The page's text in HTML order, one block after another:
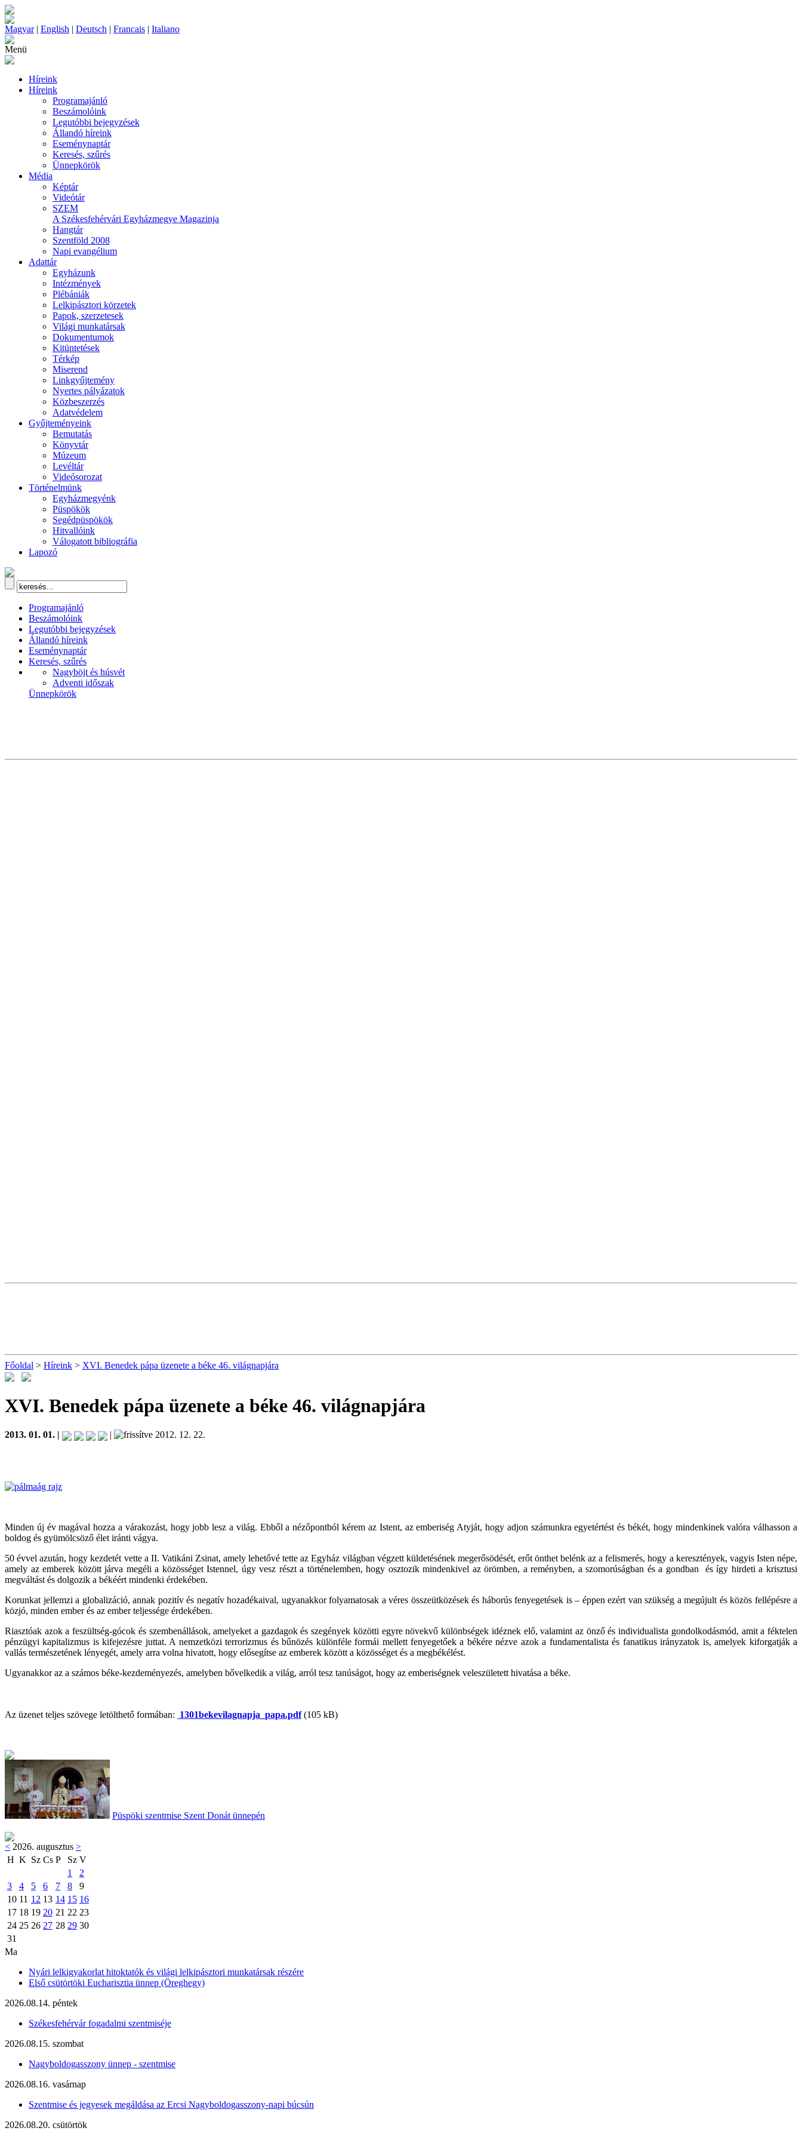
Magyar| English | Deutsch | Francais | Italiano
Menü
Híreink
Híreink
Programajánló
Beszámolóink
Legutóbbi bejegyzések
Állandó híreink
Eseménynaptár
Keresés, szűrés
Ünnepkörök
Média
Képtár
Videótár
SZEM
A Székesfehérvári Egyházmegye Magazinja
Hangtár
Szentföld 2008
Napi evangélium
Adattár
Egyházunk
Intézmények
Plébániák
Lelkipásztori körzetek
Papok, szerzetesek
Világi munkatársak
Dokumentumok
Kitüntetések
Térkép
Miserend
Linkgyűjtemény
Nyertes pályázatok
Közbeszerzés
Adatvédelem
Gyűjteményeink
Bemutatás
Könyvtár
Múzeum
Levéltár
Videósorozat
Történelmünk
Egyházmegyénk
Püspökök
Segédpüspökök
Hitvallóink
Válogatott bibliográfia
Lapozó
Programajánló
Beszámolóink
Legutóbbi bejegyzések
Állandó híreink
Eseménynaptár
Keresés, szűrés
Nagyböjt és húsvét
Adventi időszak
Ünnepkörök
Főoldal > Híreink > XVI. Benedek pápa üzenete a béke 46. világnapjára
XVI. Benedek pápa üzenete a béke 46. világnapjára
2013. 01. 01. | | 2012. 12. 22.
Minden új év magával hozza a várakozást, hogy jobb lesz a világ. Ebből a nézőpontból kérem az Istent, az emberiség Atyját, hogy adjon számunkra egyetértést és békét, hogy mindenkinek valóra válhasson a
boldog és gyümölcsöző élet iránti vágya.
50 évvel azután, hogy kezdetét vette a II. Vatikáni Zsinat, amely lehetővé tette az Egyház világban végzett küldetésének megerősödését, erőt önthet belénk az a felismerés, hogy a keresztények, vagyis Isten népe,
amely az emberek között járva megéli a közösséget Istennel, úgy vesz részt a történelemben, hogy osztozik mindenkivel az örömben, a reményben, a szomorúságban és a gondban és így hirdeti a krisztusi
megváltást és dolgozik a békéért mindenki érdekében.
Korunkat jellemzi a globalizáció, annak pozitív és negatív hozadékaival, ugyanakkor folyamatosak a véres összeütközések és háborús fenyegetések is – éppen ezért van szükség a megújult és közös fellépésre a
közjó, minden ember és az ember teljessége érdekében.
Riasztóak azok a feszültség-gócok és szembenállások, amelyeket a gazdagok és szegények közötti egyre növekvő különbségek idéznek elő, valamint az önző és individualista gondolkodásmód, amit a féktelen
pénzügyi kapitalizmus is kifejezésre juttat. A nemzetközi terrorizmus és bűnözés különféle formái mellett fenyegetőek a békére nézve azok a fundamentalista és fanatikus irányzatok is, amelyek kiforgatják a
vallás természetének lényegét, amely arra volna hivatott, hogy elősegítse az emberek között a közösséget és a megbékélést.
Ugyanakkor az a számos béke-kezdeményezés, amelyben bővelkedik a világ, arról tesz tanúságot, hogy az emberiségnek veleszületett hivatása a béke.
Az üzenet teljes szövege letölthető formában: 1301bekevilagnapja_papa.pdf(105 kB)
Püspöki szentmise Szent Donát ünnepén
< 2026. augusztus >
H K Sz Cs P Sz V
1
2
3
4 5 6 7 8
9
10 11 12 13 14 15 16
17 18 19 20 21 22 23
24 25 26 27 28 29 30
31
Ma
Nyári lelkigyakorlat hitoktatók és világi lelkipásztori munkatársak részére
Első csütörtöki Eucharisztia ünnep (Öreghegy)
2026.08.14. péntek
Székesfehérvár fogadalmi szentmiséje
2026.08.15. szombat
Nagyboldogasszony ünnep - szentmise
2026.08.16. vasárnap
Szentmise és jegyesek megáldása az Ercsi Nagyboldogasszony-napi búcsún
2026.08.20. csütörtök